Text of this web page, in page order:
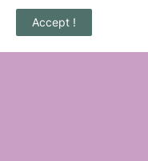
POPULAR POSTS
Accept !